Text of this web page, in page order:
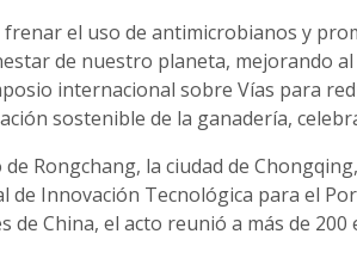
el uso de antimicrobianos y
de nuestro planeta, mejorando
internacional sobre Vías para
sostenible de la ganadería,
Rongchang, la ciudad de
de Innovación Tecnológica para el
China, el acto reunió a más de 200